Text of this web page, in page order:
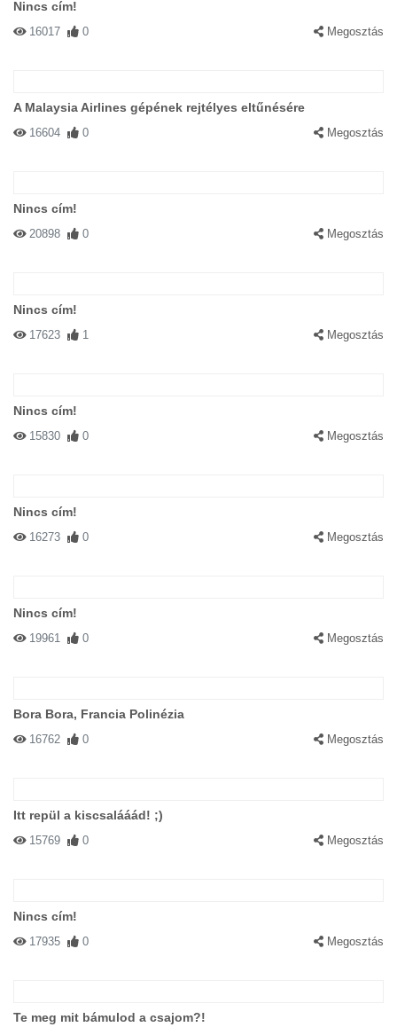
Nincs cím!
16017 0 Megosztás
A Malaysia Airlines gépének rejtélyes eltűnésére
16604 0 Megosztás
Nincs cím!
20898 0 Megosztás
Nincs cím!
17623 1 Megosztás
Nincs cím!
15830 0 Megosztás
Nincs cím!
16273 0 Megosztás
Nincs cím!
19961 0 Megosztás
Bora Bora, Francia Polinézia
16762 0 Megosztás
Itt repül a kiscsalááád! ;)
15769 0 Megosztás
Nincs cím!
17935 0 Megosztás
Te meg mit bámulod a csajom?!